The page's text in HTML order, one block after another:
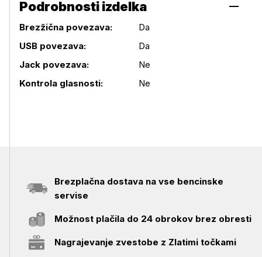
Podrobnosti izdelka
Podrobnosti izdelka
Brezžična povezava:
Da
USB povezava:
Da
Jack povezava:
Ne
Kontrola glasnosti:
Ne
Brezplačna dostava na vse bencinske
servise
Možnost plačila do 24 obrokov brez obresti
Nagrajevanje zvestobe z Zlatimi točkami